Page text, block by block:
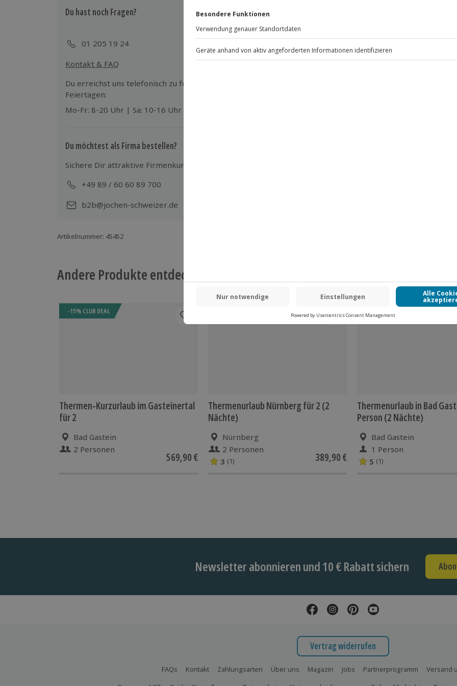
Wird gestellt: Bademäntel werden zur Verfügung gestellt.
Gutschein gültig für 2 Personen
pro Person/Nacht an (die Kosten sind vor Ort zu begleichen)
Du hast noch Fragen?
01 205 19 24
Kontakt & FAQ
Jochen SchweizerGmbH
Mühldorfstraße 8
81671 München
Du erreichst uns telefonisch zu folgenden Zeiten, außer an bundesweiten
Feiertagen:
Mo-Fr: 8-20 Uhr | Sa: 10-16 Uhr
Du möchtest als Firma bestellen?
Sichere Dir attraktive Firmenkunden Vorteile.
+49 89 / 60 60 89 700
b2b@jochen-schweizer.de
Artikelnummer: 45452
Andere Produkte entdecken
-15% CLUB DEAL
Thermen-Kurzurlaub im Gasteinertal
für 2
Bad Gastein
2 Personen
569,90 €
Thermenurlaub Nürnberg für 2 (2
Nächte)
Nürnberg
2 Personen
3 (1) 389,90 €
Thermenurlaub in Bad
Person (2 Nächte)
Bad Gastein
1 Person
5 (1)
Newsletter abonnieren und 10 € Rabatt sichern
Vertrag widerrufen
FAQs Kontakt Zahlungsarten Über uns Magazin Jobs Partnerprogramm
Versand